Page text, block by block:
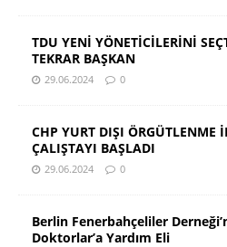
TDU YENİ YÖNETİCİLERİNİ
TEKRAR BAŞKAN
29.06.2024 0
CHP YURT DIŞI ÖRGÜTLENME
ÇALIŞTAYI BAŞLADI
29.06.2024 0
Berlin Fenerbahçeliler
Doktorlar’a Yardım Eli